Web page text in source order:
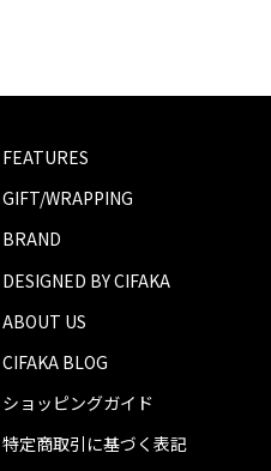
FEATURES
GIFT/WRAPPING
BRAND
DESIGNED BY CIFAKA
ABOUT US
CIFAKA BLOG
ショッピングガイド
特定商取引に基づく表記